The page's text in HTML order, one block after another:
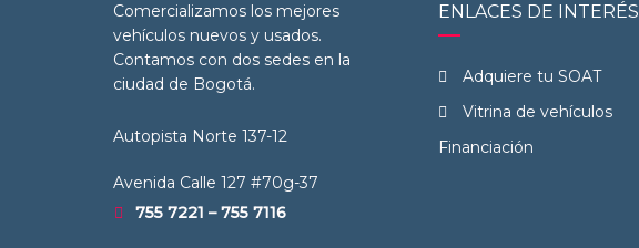
Comercializamos los mejores
vehículos nuevos y usados.
Contamos con dos sedes en la
ciudad de Bogotá.
Autopista Norte 137-12
Avenida Calle 127 #70g-37
755 7221 – 755 7116
ENLACES DE INTERÉS
Adquiere tu SOAT
Vitrina de vehículos
Financiación